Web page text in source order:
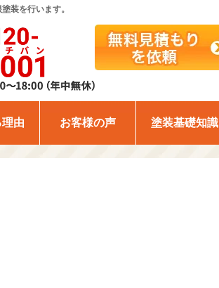
装を行います。
由 お客様の声 塗装基礎知識